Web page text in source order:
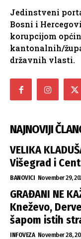
Jedinstveni
Bosni i
korupcijom
kantonalnih/
državnih vlasti.
NAJNOVIJI
VELIKA
Višegrad i
BANOVICI November 29,
GRAĐANI NE
Kneževo,
šapom istih
INFOVEZA November 28,